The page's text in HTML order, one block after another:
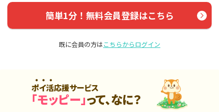
簡単1分！無料会員登録はこちら
既に会員の方はこちらからログイン
ポイ活応援サービス
「モッピー」って、なに？